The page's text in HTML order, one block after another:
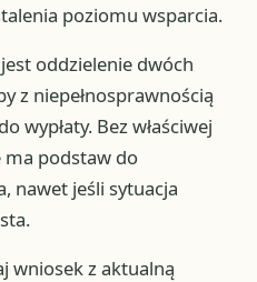
poziomu wsparcia.
oddzielenie dwóch
z niepełnosprawnością
wypłaty. Bez właściwej
ma podstaw do
nawet jeśli sytuacja
wniosek z aktualną